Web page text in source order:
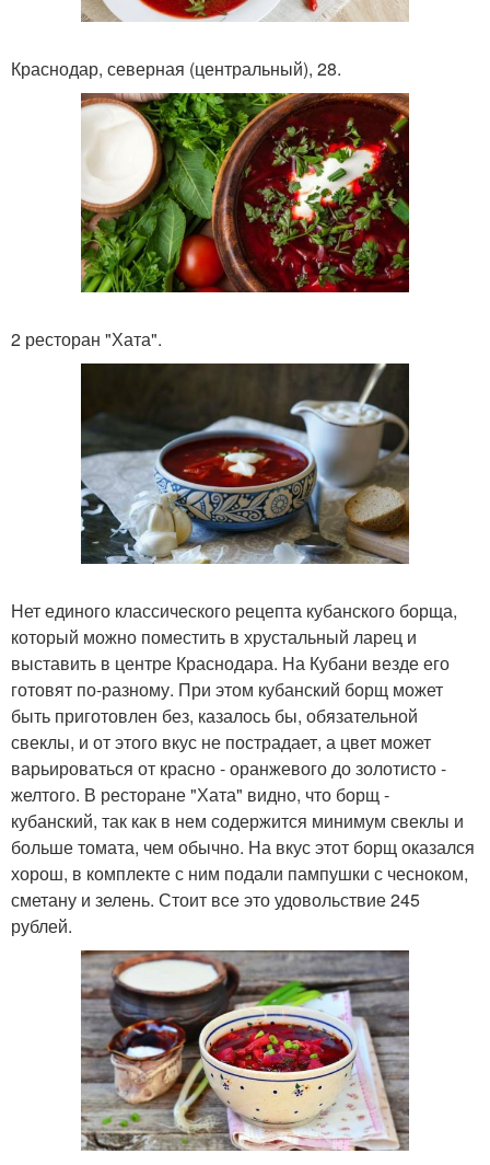
Краснодар, северная (центральный), 28.
2 ресторан "Хата".
Нет единого классического рецепта кубанского борща,
который можно поместить в хрустальный ларец и
выставить в центре Краснодара. На Кубани везде его
готовят по-разному. При этом кубанский борщ может
быть приготовлен без, казалось бы, обязательной
свеклы, и от этого вкус не пострадает, а цвет может
варьироваться от красно - оранжевого до золотисто -
желтого. В ресторане "Хата" видно, что борщ -
кубанский, так как в нем содержится минимум свеклы и
больше томата, чем обычно. На вкус этот борщ оказался
хорош, в комплекте с ним подали пампушки с чесноком,
сметану и зелень. Стоит все это удовольствие 245
рублей.